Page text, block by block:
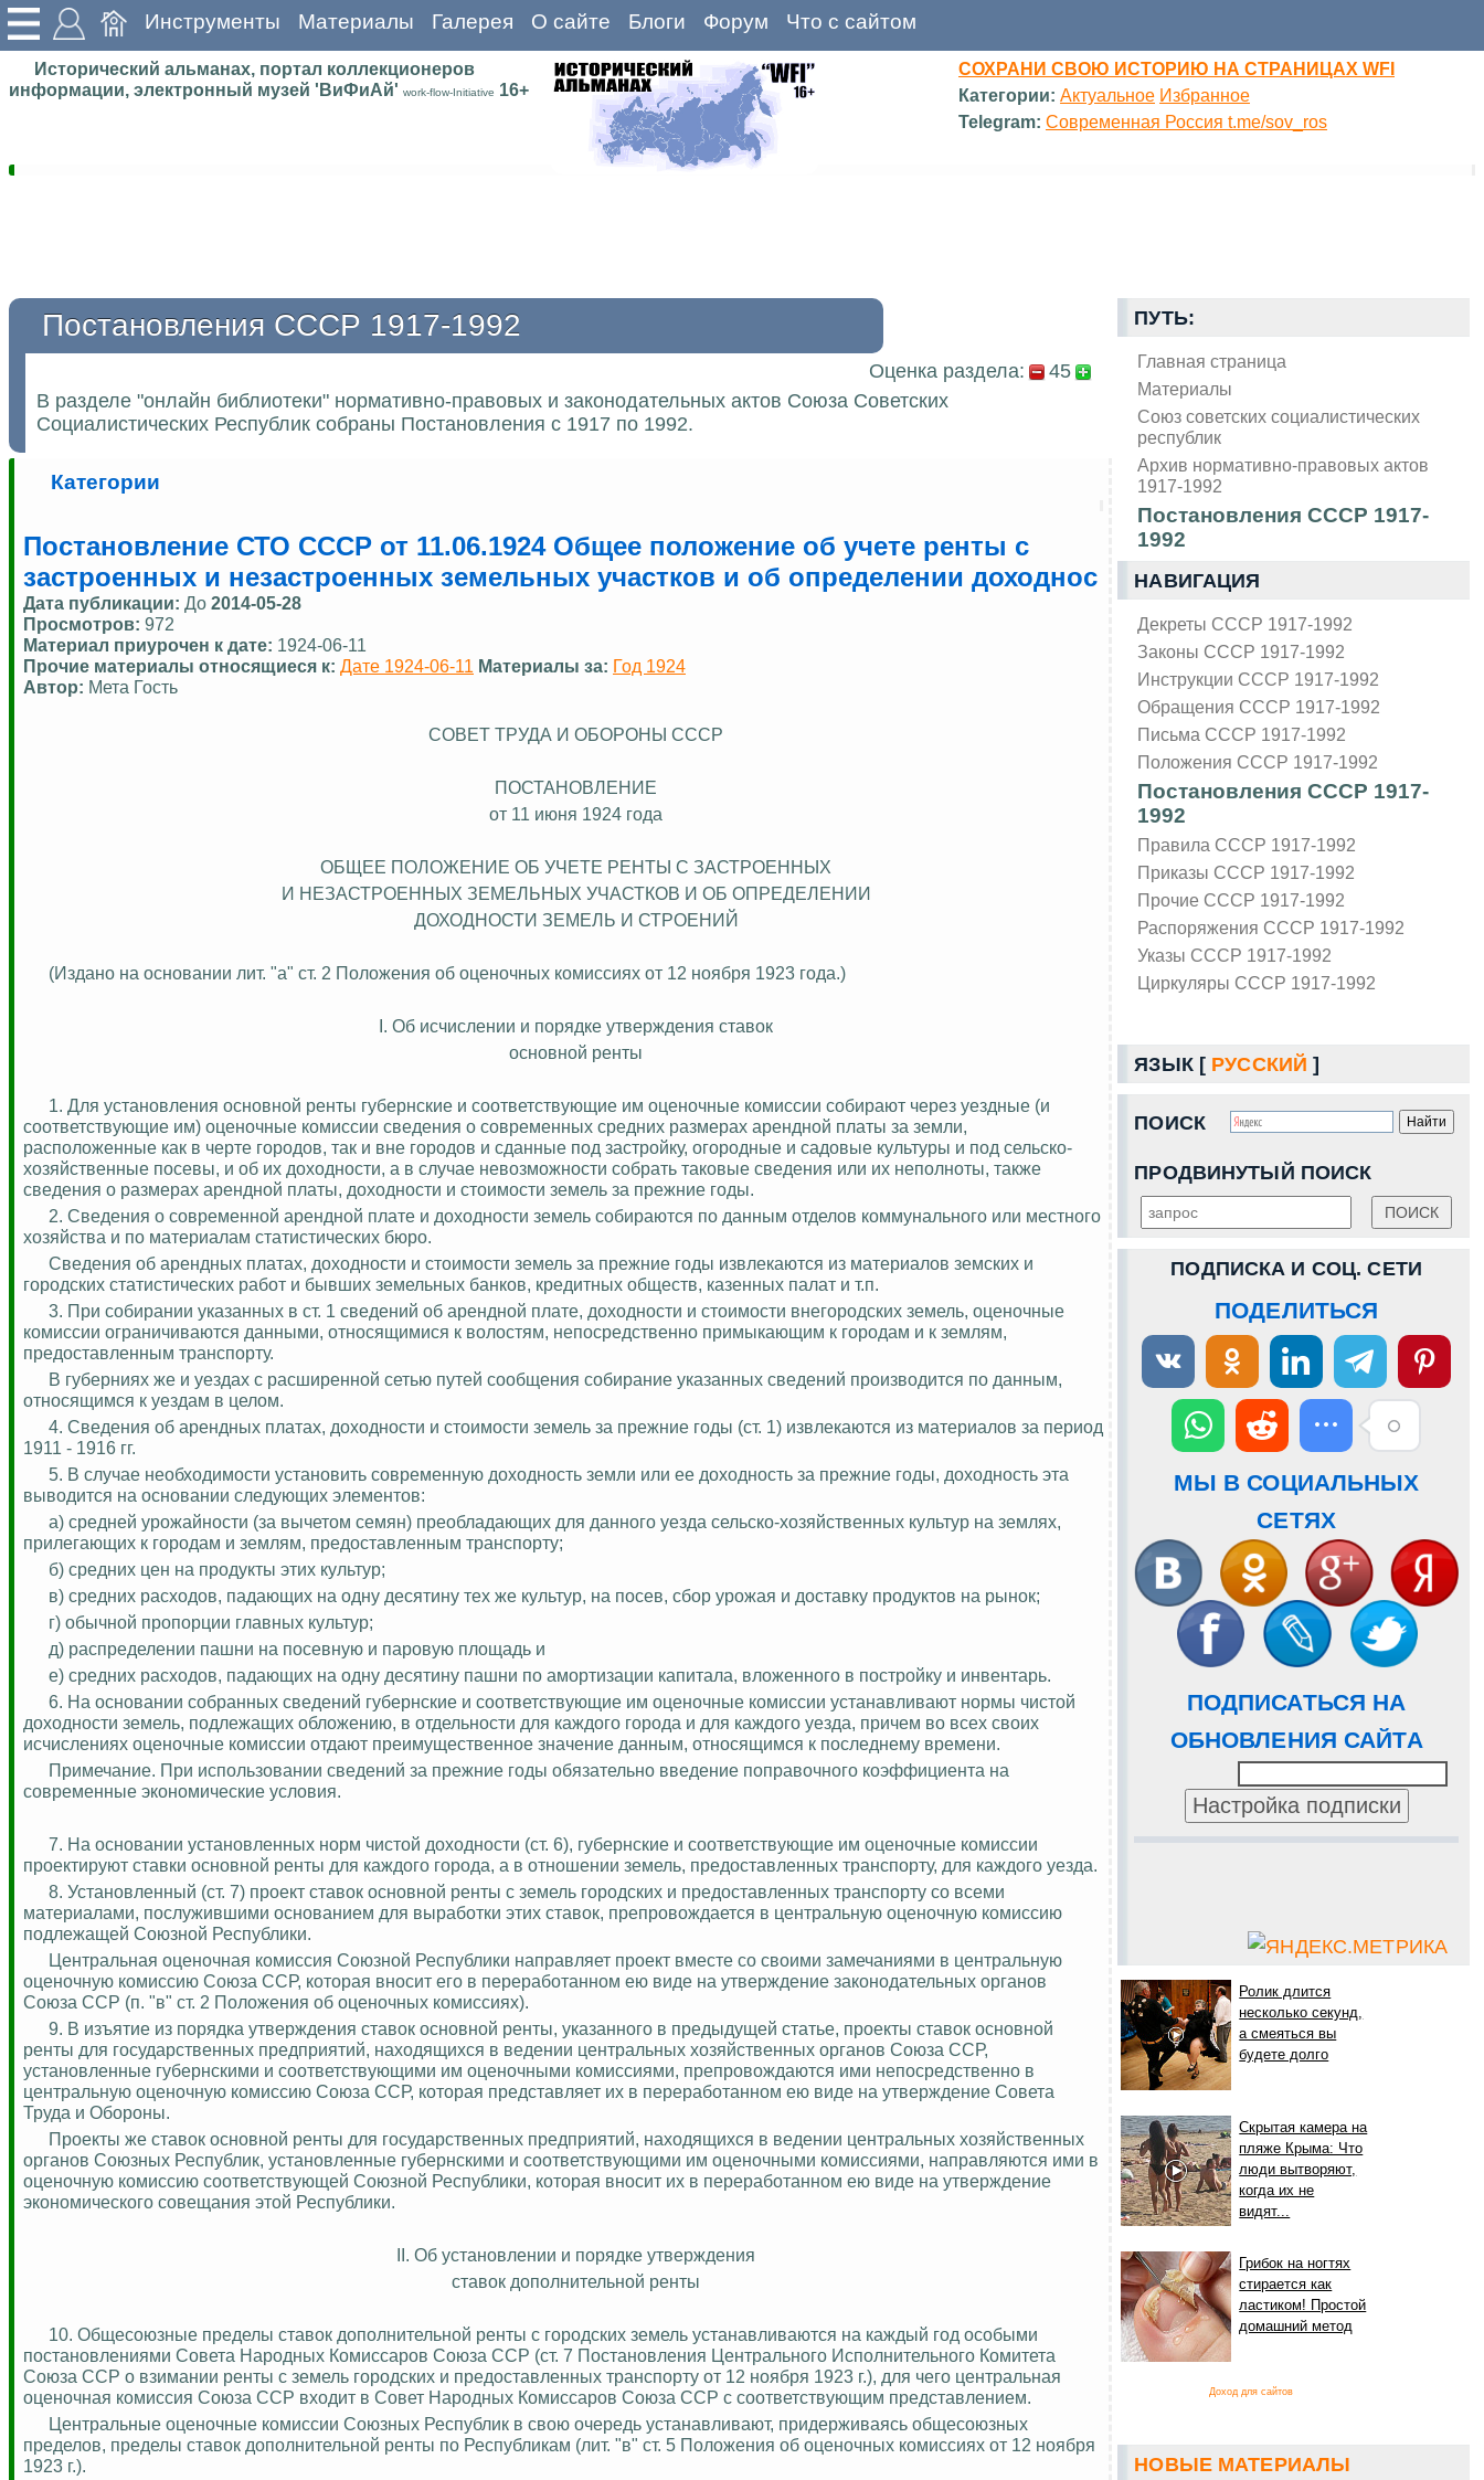
Инструменты Материалы Галерея О сайте Блоги Форум Что с сайтом
Исторический альманах, портал коллекционеров
информации, электронный музей 'ВиФиАй' work-flow-Initiative 16+
СОХРАНИ СВОЮ ИСТОРИЮ НА СТРАНИЦАХ WFI
Категории: Актуальное Избранное
Telegram: Современная Россия t.me/sov_ros
ПУТЬ:
Главная страница
Материалы
Союз советских социалистических
республик
Архив нормативно-правовых актов
1917-1992
Постановления СССР 1917-
1992
НАВИГАЦИЯ
Декреты СССР 1917-1992
Законы СССР 1917-1992
Инструкции СССР 1917-1992
Обращения СССР 1917-1992
Письма СССР 1917-1992
Положения СССР 1917-1992
Постановления СССР 1917-
1992
Правила СССР 1917-1992
Приказы СССР 1917-1992
Прочие СССР 1917-1992
Распоряжения СССР 1917-1992
Указы СССР 1917-1992
Циркуляры СССР 1917-1992
ЯЗЫК [ РУССКИЙ ]
ПОИСК
ПРОДВИНУТЫЙ ПОИСК
ПОДПИСКА И СОЦ. СЕТИ
ПОДЕЛИТЬСЯ
МЫ В СОЦИАЛЬНЫХ
СЕТЯХ
ПОДПИСАТЬСЯ НА
ОБНОВЛЕНИЯ САЙТА
Ролик длится
несколько секунд,
а смеяться вы
будете долго
Скрытая камера на
пляже Крыма: Что
люди вытворяют,
когда их не
видят...
Грибок на ногтях
стирается как
ластиком! Простой
домашний метод
Доход для сайтов
НОВЫЕ МАТЕРИАЛЫ
Постановления СССР 1917-1992
Оценка раздела:
45
В разделе "онлайн библиотеки" нормативно-правовых и законодательных актов Союза Советских
Социалистических Республик собраны Постановления с 1917 по 1992.
Категории
Постановление СТО СССР от 11.06.1924 Общее положение об учете ренты с
застроенных и незастроенных земельных участков и об определении доходнос
Дата публикации: До 2014-05-28
Просмотров: 972
Материал приурочен к дате: 1924-06-11
Прочие материалы относящиеся к: Дате 1924-06-11 Материалы за: Год 1924
Автор: Мета Гость
СОВЕТ ТРУДА И ОБОРОНЫ СССР
ПОСТАНОВЛЕНИЕ
от 11 июня 1924 года
ОБЩЕЕ ПОЛОЖЕНИЕ ОБ УЧЕТЕ РЕНТЫ С ЗАСТРОЕННЫХ
И НЕЗАСТРОЕННЫХ ЗЕМЕЛЬНЫХ УЧАСТКОВ И ОБ ОПРЕДЕЛЕНИИ
ДОХОДНОСТИ ЗЕМЕЛЬ И СТРОЕНИЙ
(Издано на основании лит. "а" ст. 2 Положения об оценочных комиссиях от 12 ноября 1923 года.)
I. Об исчислении и порядке утверждения ставок
основной ренты
1.
Для установления основной ренты губернские и соответствующие им оценочные комиссии собирают через уездные (и
соответствующие им) оценочные комиссии сведения о современных средних размерах арендной платы за земли,
расположенные как в черте городов, так и вне городов и сданные под застройку, огородные и садовые культуры и под сельско-
хозяйственные посевы, и об их доходности, а в случае невозможности собрать таковые сведения или их неполноты, также
сведения о размерах арендной платы, доходности и стоимости земель за прежние годы.
2. Сведения о современной арендной плате и доходности земель собираются по данным отделов коммунального или местного
хозяйства и по материалам статистических бюро.
Сведения об арендных платах, доходности и стоимости земель за прежние годы извлекаются из материалов земских и
городских статистических работ и бывших земельных банков, кредитных обществ, казенных палат и т.п.
3. При собирании указанных в ст. 1 сведений об арендной плате, доходности и стоимости внегородских земель, оценочные
комиссии ограничиваются данными, относящимися к волостям, непосредственно примыкающим к городам и к землям,
предоставленным транспорту.
В губерниях же и уездах с расширенной сетью путей сообщения собирание указанных сведений производится по данным,
относящимся к уездам в целом.
4. Сведения об арендных платах, доходности и стоимости земель за прежние годы (ст. 1) извлекаются из материалов за период
1911 - 1916 гг.
5. В случае необходимости установить современную доходность земли или ее доходность за прежние годы, доходность эта
выводится на основании следующих элементов:
а) средней урожайности (за вычетом семян) преобладающих для данного уезда сельско-хозяйственных культур на землях,
прилегающих к городам и землям, предоставленным транспорту;
б) средних цен на продукты этих культур;
в) средних расходов, падающих на одну десятину тех же культур, на посев, сбор урожая и доставку продуктов на рынок;
г) обычной пропорции главных культур;
д) распределении пашни на посевную и паровую площадь и
е) средних расходов, падающих на одну десятину пашни по амортизации капитала, вложенного в постройку и инвентарь.
6. На основании собранных сведений губернские и соответствующие им оценочные комиссии устанавливают нормы чистой
доходности земель, подлежащих обложению, в отдельности для каждого города и для каждого уезда, причем во всех своих
исчислениях оценочные комиссии отдают преимущественное значение данным, относящимся к последнему времени.
Примечание. При использовании сведений за прежние годы обязательно введение поправочного коэффициента на
современные экономические условия.
7. На основании установленных норм чистой доходности (ст. 6), губернские и соответствующие им оценочные комиссии
проектируют ставки основной ренты для каждого города, а в отношении земель, предоставленных транспорту, для каждого уезда.
8. Установленный (ст. 7) проект ставок основной ренты с земель городских и предоставленных транспорту со всеми
материалами, послужившими основанием для выработки этих ставок, препровождается в центральную оценочную комиссию
подлежащей Союзной Республики.
Центральная оценочная комиссия Союзной Республики направляет проект вместе со своими замечаниями в центральную
оценочную комиссию Союза ССР, которая вносит его в переработанном ею виде на утверждение законодательных органов
Союза ССР (п. "в" ст. 2 Положения об оценочных комиссиях).
9. В изъятие из порядка утверждения ставок основной ренты, указанного в предыдущей статье, проекты ставок основной
ренты для государственных предприятий, находящихся в ведении центральных хозяйственных органов Союза ССР,
установленные губернскими и соответствующими им оценочными комиссиями, препровождаются ими непосредственно в
центральную оценочную комиссию Союза ССР, которая представляет их в переработанном ею виде на утверждение Совета
Труда и Обороны.
Проекты же ставок основной ренты для государственных предприятий, находящихся в ведении центральных хозяйственных
органов Союзных Республик, установленные губернскими и соответствующими им оценочными комиссиями, направляются ими в
оценочную комиссию соответствующей Союзной Республики, которая вносит их в переработанном ею виде на утверждение
экономического совещания этой Республики.
II. Об установлении и порядке утверждения
ставок дополнительной ренты
10. Общесоюзные пределы ставок дополнительной ренты с городских земель устанавливаются на каждый год особыми
постановлениями Совета Народных Комиссаров Союза ССР (ст. 7 Постановления Центрального Исполнительного Комитета
Союза ССР о взимании ренты с земель городских и предоставленных транспорту от 12 ноября 1923 г.), для чего центральная
оценочная комиссия Союза ССР входит в Совет Народных Комиссаров Союза ССР с соответствующим представлением.
Центральные оценочные комиссии Союзных Республик в свою очередь устанавливают, придерживаясь общесоюзных
пределов, пределы ставок дополнительной ренты по Республикам (лит. "в" ст. 5 Положения об оценочных комиссиях от 12 ноября
1923 г.).